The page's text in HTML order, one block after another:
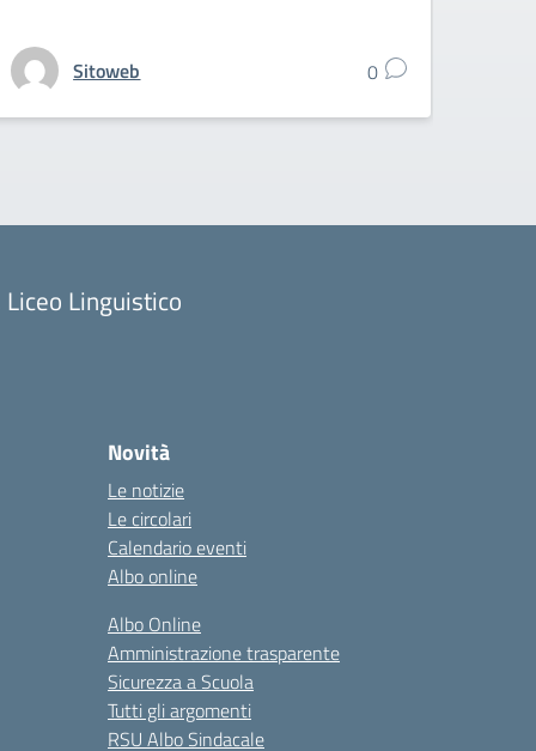
Sitoweb 0
Linguistico
Novità
Le notizie
Le circolari
Calendario eventi
Albo online
Albo Online
Amministrazione trasparente
Sicurezza a Scuola
Tutti gli argomenti
RSU Albo Sindacale